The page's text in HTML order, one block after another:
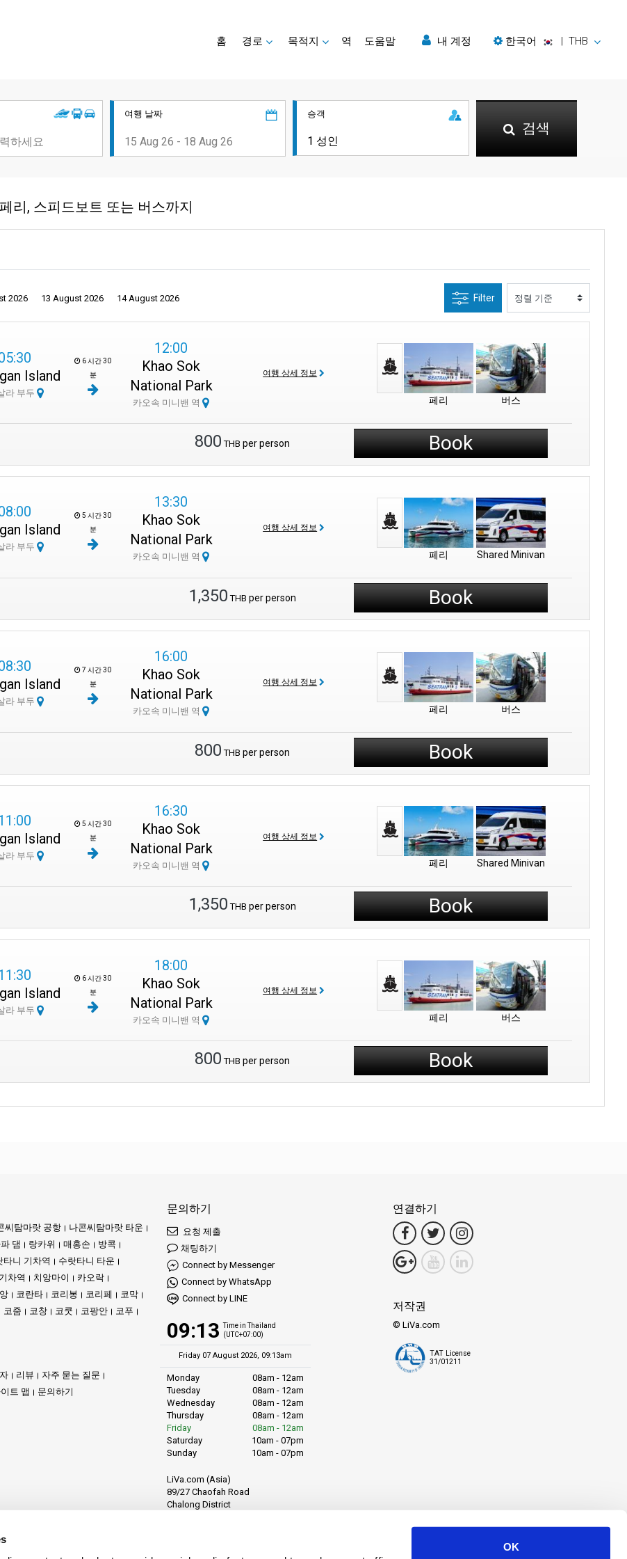
OK
홈 경로 목적지 역 도움말 내 계정 한국어 | THB
여행 날짜 승객
검색
리, 스피드보트 또는 버스까지
2026 13 August 2026 14 August 2026 Filter
Island
라 부두
6 시간 30
분
12:00
Khao Sok
National Park
카오속 미니밴 역
여행 상세 정보
페리 버스
800 THB per person Book
Island
라 부두
5 시간 30
분
13:30
Khao Sok
National Park
카오속 미니밴 역
여행 상세 정보
페리 Shared Minivan
1,350 THB per person Book
Island
라 부두
7 시간 30
분
16:00
Khao Sok
National Park
카오속 미니밴 역
여행 상세 정보
페리 버스
800 THB per person Book
Island
라 부두
5 시간 30
분
16:30
Khao Sok
National Park
카오속 미니밴 역
여행 상세 정보
페리 Shared Minivan
1,350 THB per person Book
Island
라 부두
6 시간 30
분
18:00
Khao Sok
National Park
카오속 미니밴 역
여행 상세 정보
페리 버스
800 THB per person Book
씨탐마랏 공항
나콘씨탐마랏 타운
댐 랑카위 매홍손
방콕
타니 기차역
수랏타니 타운
차역 치앙마이
카오락
코란타 코리봉 코리페
코막
코줌 코창 코쿳 코팡안
코푸
리뷰
자주 묻는 질문
트 맵 문의하기
문의하기
요청 제출
채팅하기
Connect by Messenger
Connect by WhatsApp
Connect by LINE
09:13 Time in Thailand
(UTC+07:00)
Friday 07 August 2026, 09:13am
Monday
08am - 12am
Tuesday
08am - 12am
Wednesday
08am - 12am
Thursday
08am - 12am
Friday
08am - 12am
Saturday
10am - 07pm
Sunday
10am - 07pm
LiVa.com (Asia)
89/27 Chaofah Road
Chalong District
연결하기
저작권
© LiVa.com
TAT License
31/01211